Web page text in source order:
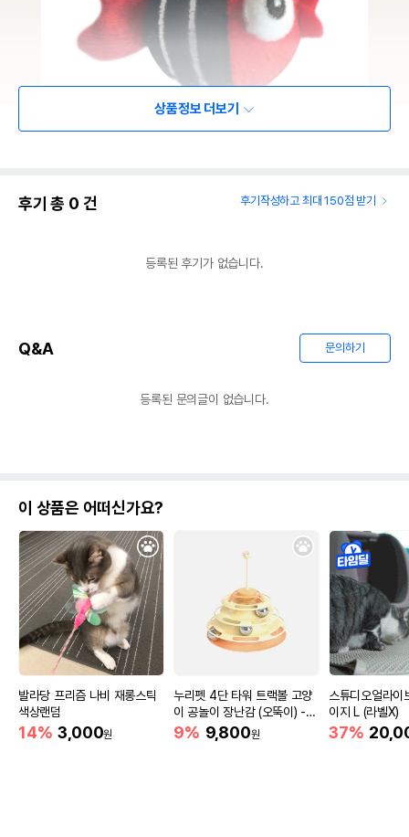
상품정보 더보기
후기 총 0 건 후기작성하고 최대 150점 받기
등록된 후기가 없습니다.
Q&A 문의하기
등록된 문의글이 없습니다.
이 상품은 어떠신가요?
발라당 프리즘 나비 재롱스틱
색상랜덤
14% 3,000원
누리펫 4단 타워 트랙볼 고양
이 공놀이 장난감 (오뚝이) -
라이트 옐로우
9% 9,800원
스튜디오얼라이
이지 L (라벨X)
37%